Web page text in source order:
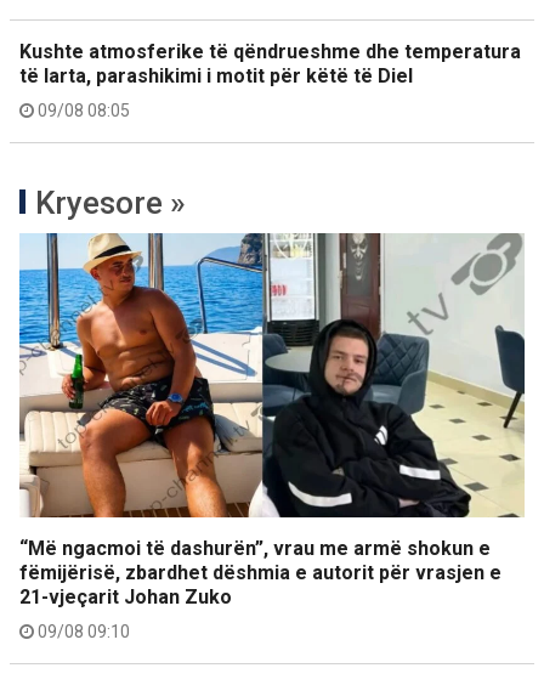
Kushte atmosferike të qëndrueshme dhe temperatura
të larta, parashikimi i motit për këtë të Diel
09/08 08:05
Kryesore »
“Më ngacmoi të dashurën”, vrau me armë shokun e
fëmijërisë, zbardhet dëshmia e autorit për vrasjen e
21-vjeçarit Johan Zuko
09/08 09:10